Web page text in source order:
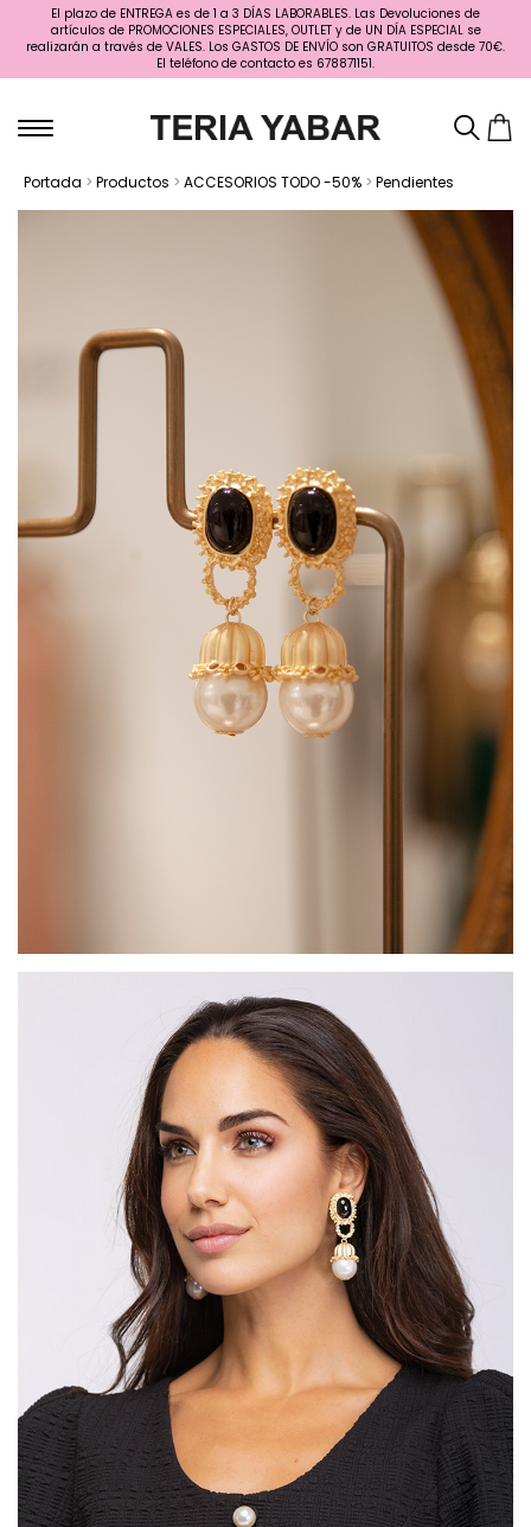
El plazo de ENTREGA es de 1 a 3 DÍAS LABORABLES. Las Devoluciones de
artículos de PROMOCIONES ESPECIALES, OUTLET y de UN DÍA ESPECIAL se
realizarán a través de VALES. Los GASTOS DE ENVÍO son GRATUITOS desde 70€.
El teléfono de contacto es 678871151.
Portada > Productos > ACCESORIOS TODO -50% > Pendientes